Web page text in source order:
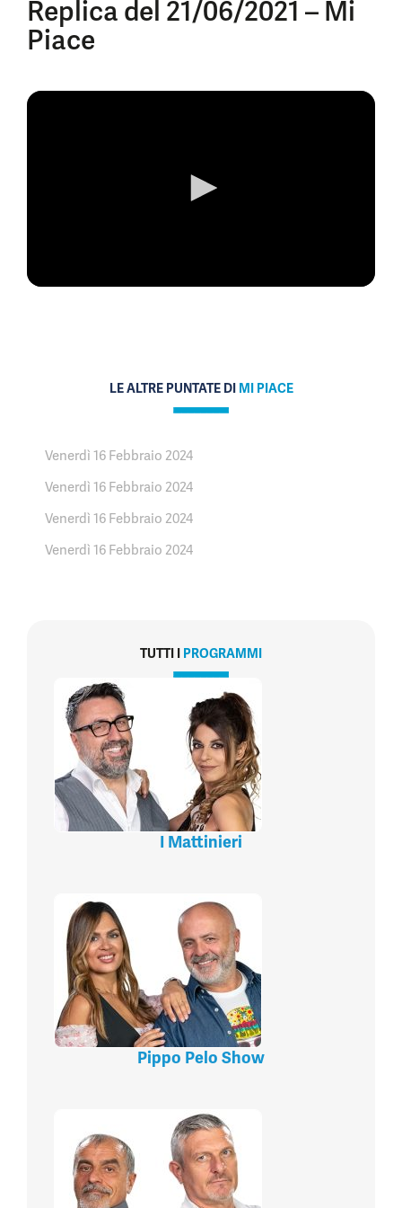
Replica del 21/06/2021 – Mi
Piace
LE ALTRE PUNTATE DI MI PIACE
Venerdì 16 Febbraio 2024
Venerdì 16 Febbraio 2024
Venerdì 16 Febbraio 2024
Venerdì 16 Febbraio 2024
TUTTI I PROGRAMMI
I Mattinieri
Pippo Pelo Show